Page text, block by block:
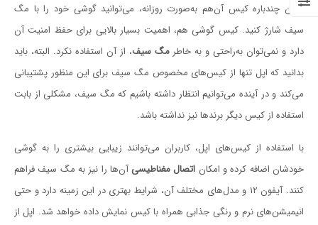
کردن چندباره کیس آن‌هم به‌صورت روزانه، می‌توانید گوشی خود را با مگ
سیف شارژ کنید. کیس گوشی هم، اهمیت بسیار بالایی برای حفظ امنیت آن
دارد و نمی‌توان به‌راحتی و به خاطرمگ سیف، از آن استفاده نکرد. البته، باید
بدانید که اپل تنها از کیس‌های مخصوص مگ سیف برای این منظور پشتیبانی
می‌کند و در آینده می‌توانیم انتظار داشته باشیم که مگ سیف، مشکلی از بابت
استفاده از کیس دیگر برندها نیز نداشته باشد.
با استفاده از کیس‌های اپل، کاربران می‌توانند زیبایی بیشتری را به گوشی
خودشان اضافه کرده و امکان اتصال مغناطیسیآن‌ها را نیز به مگ سیف فراهم
کنند. آیفون ۱۲ و مدل‌های مختلف آن، شرایط بهتری در این زمینه دارد و حتی
انیمیشن‌های نرم و رنگی جذابی همراه با کیس نمایش داده خواهد شد. اپل از